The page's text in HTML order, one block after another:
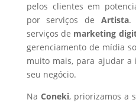
pelos clientes em
por serviços de Artista.
serviços de marketing
gerenciamento de mídia
muito mais, para ajudar
seu negócio.
Na Coneki, priorizamos a